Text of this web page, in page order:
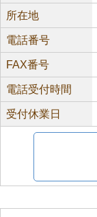
所在地
電話番号
FAX番号
電話受付時間
受付休業日